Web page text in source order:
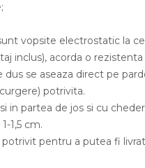
vopsite electrostatic la
inclus), acorda o
se aseaza direct pe
potrivita.
in partea de jos si cu
1,5 cm.
pentru a putea fi